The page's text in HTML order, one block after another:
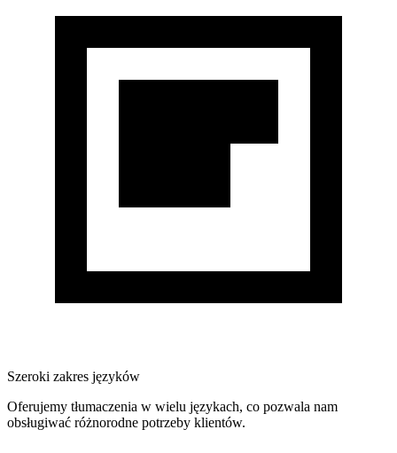
Szeroki zakres języków
Oferujemy tłumaczenia w wielu językach, co pozwala nam
obsługiwać różnorodne potrzeby klientów.